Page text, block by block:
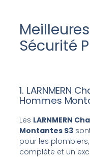
Sécurité
1. LARNMERN
Hommes
Les LARNMERN
Montantes S3
pour les
complète et un